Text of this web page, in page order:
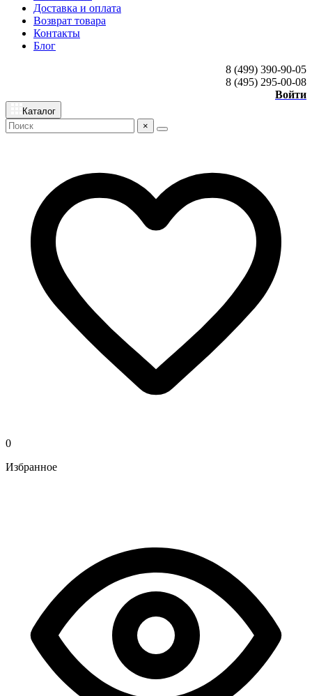
Доставка и оплата
Возврат товара
Контакты
Блог
8 (499) 390-90-05
8 (495) 295-00-08
Войти
Каталог
×
0
Избранное